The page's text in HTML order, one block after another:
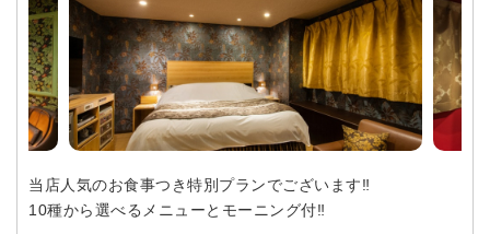
当店人気のお食事つき特別プランでございます‼
10種から選べるメニューとモーニング付‼